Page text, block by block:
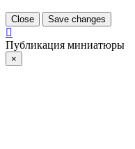
Close Save changes
Публикация миниатюры
×